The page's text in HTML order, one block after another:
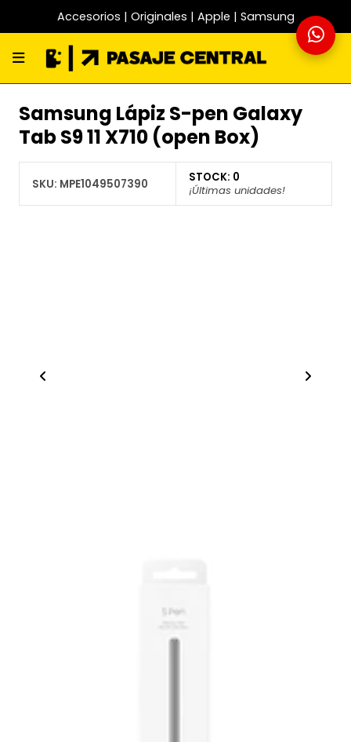
Accesorios | Originales | Apple | Samsung
Samsung Lápiz S-pen Galaxy
Tab S9 11 X710 (open Box)
SKU: MPE1049507390 STOCK: 0
¡Últimas unidades!